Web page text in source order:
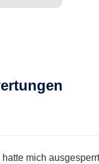
mich ausgesperrt